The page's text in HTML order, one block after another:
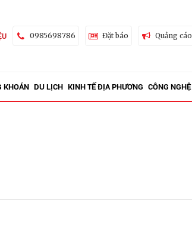
0985698786 Đặt báo Quảng cáo
KHOÁN DU LỊCH KINH TẾ ĐỊA PHƯƠNG CÔNG NGHỆ